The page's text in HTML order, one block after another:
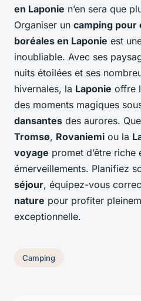
en Laponie n’en sera que
Organiser un camping pour
boréales en Laponie est
inoubliable. Avec ses
nuits étoilées et ses
hivernales, la Laponie offre
des moments magiques
dansantes des aurores.
Tromsø, Rovaniemi ou la
voyage promet d’être
émerveillements. Planifiez
séjour, équipez-vous
nature pour profiter
exceptionnelle.
Camping